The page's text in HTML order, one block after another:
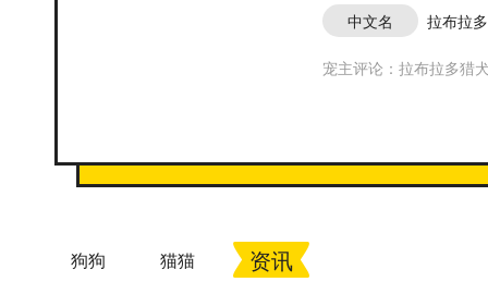
中文名 拉布拉
宠主评论：拉布拉多猎
狗狗 猫猫 资讯